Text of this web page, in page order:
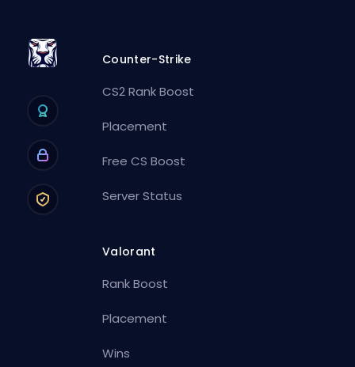
Counter-Strike
CS2 Rank Boost
Placement
Free CS Boost
Server Status
Valorant
Rank Boost
Placement
Wins